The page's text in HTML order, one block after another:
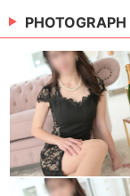
08/14（金）
※情報はあくまで予定でキ
ださい。